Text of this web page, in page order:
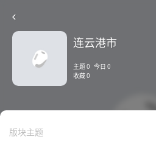
连云港市
主题 0 今日 0
收藏 0
版块主题